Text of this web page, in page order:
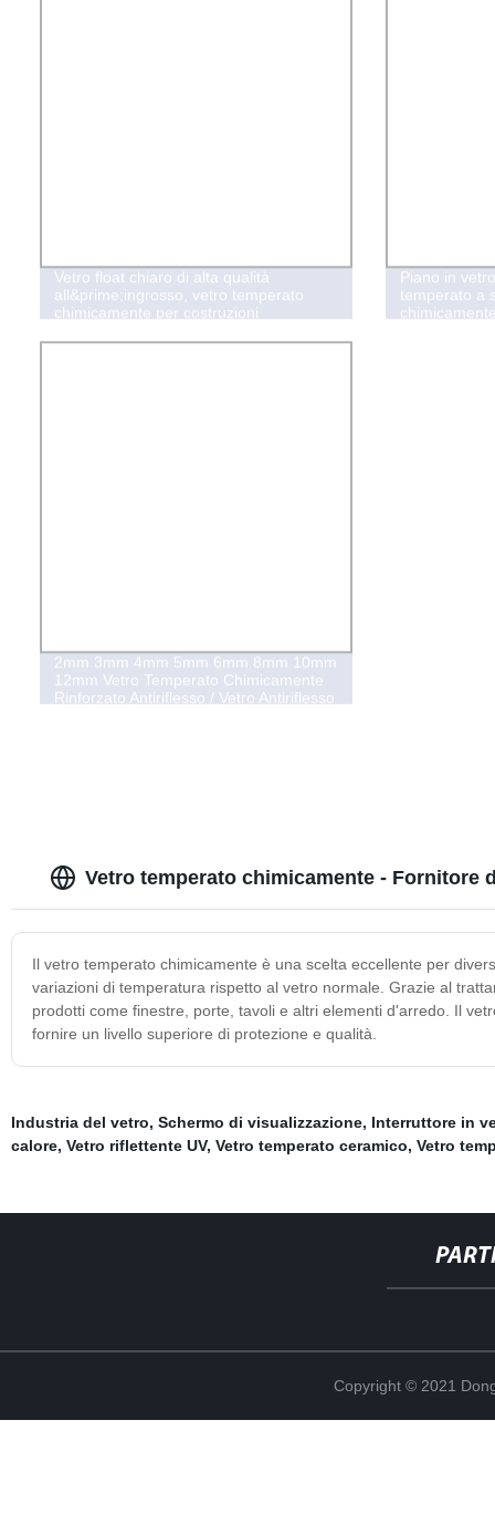
Vetro float chiaro di alta qualità
all&prime;ingrosso, vetro temperato
chimicamente per costruzioni
Piano in
temperato a
2mm 3mm 4mm 5mm 6mm 8mm 10mm
12mm Vetro Temperato Chimicamente
Rinforzato Antiriflesso / Vetro Antiriflesso
Vetro temperato chimicamente - Fornitore
Il vetro temperato chimicamente è una scelta eccellente per
variazioni di temperatura rispetto al vetro normale. Grazie al
prodotti come finestre, porte, tavoli e altri elementi d'arredo. Il
fornire un livello superiore di protezione e qualità.
Industria del vetro, Schermo di visualizzazione, Interruttore in
calore, Vetro riflettente UV, Vetro temperato ceramico, Vetro
Copyright © 2021